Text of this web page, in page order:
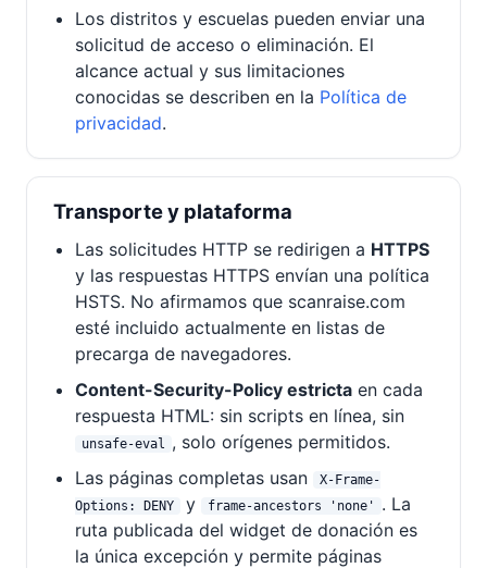
Los distritos y escuelas pueden enviar una
solicitud de acceso o eliminación. El
alcance actual y sus limitaciones
conocidas se describen en la Política de
privacidad.
Transporte y plataforma
Las solicitudes HTTP se redirigen a HTTPS
y las respuestas HTTPS envían una política
HSTS. No afirmamos que scanraise.com
esté incluido actualmente en listas de
precarga de navegadores.
Content-Security-Policy estricta en cada
respuesta HTML: sin scripts en línea, sin
unsafe-eval , solo orígenes permitidos.
Las páginas completas usan
X-Frame-
Options: DENY
y frame-ancestors 'none'
. La
ruta publicada del widget de donación es
la única excepción y permite páginas